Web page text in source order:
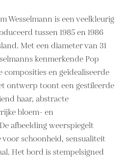
Wesselmann is een veelkleurig
tussen 1985 en 1986
Met een diameter van 31
kenmerkende Pop
en geïdealiseerde
ontwerp toont een gestileerde
haar, abstracte
bloem- en
afbeelding weerspiegelt
voor schoonheid, sensualiteit
Het bord is stempelsigned